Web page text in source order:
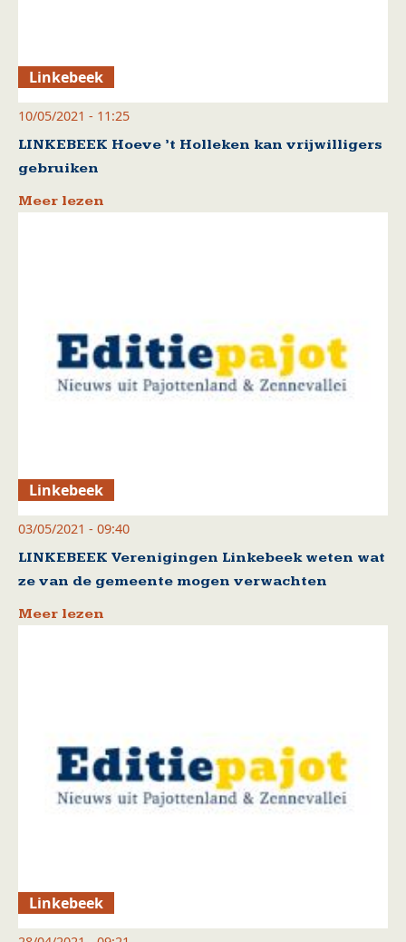
Linkebeek
10/05/2021 - 11:25
LINKEBEEK Hoeve ’t Holleken kan vrijwilligers
gebruiken
Meer lezen
Linkebeek
03/05/2021 - 09:40
LINKEBEEK Verenigingen Linkebeek weten wat
ze van de gemeente mogen verwachten
Meer lezen
Linkebeek